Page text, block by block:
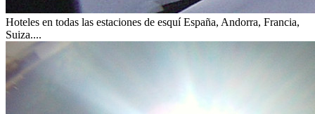
Hoteles en todas las estaciones de esquí España, Andorra, Francia,
Suiza....